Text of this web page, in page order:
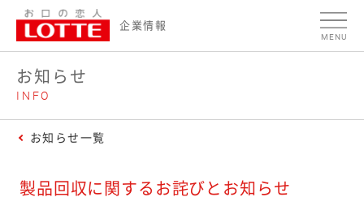
企業情報
MENU
お知らせ
INFO
お知らせ一覧
製品回収に関するお詫びとお知らせ